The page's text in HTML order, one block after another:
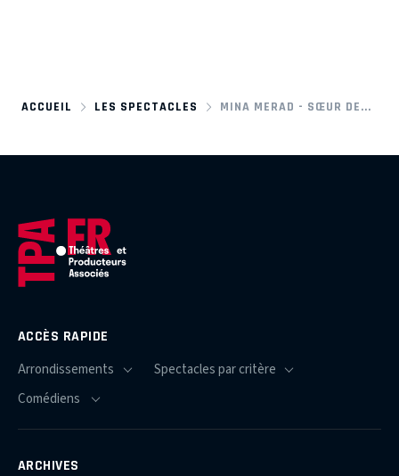
ACCUEIL LES SPECTACLES MINA MERAD - SŒUR DE...
ACCÈS RAPIDE
ARCHIVES